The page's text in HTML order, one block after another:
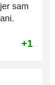
sam
+1